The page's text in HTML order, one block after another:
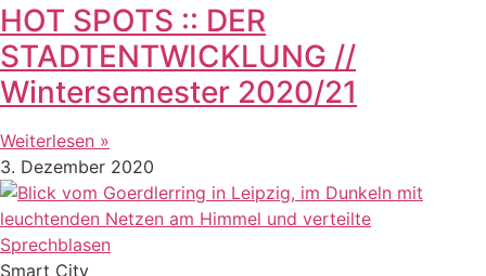
HOT SPOTS :: DER
STADTENTWICKLUNG //
Wintersemester 2020/21
Weiterlesen »
3. Dezember 2020
Smart City